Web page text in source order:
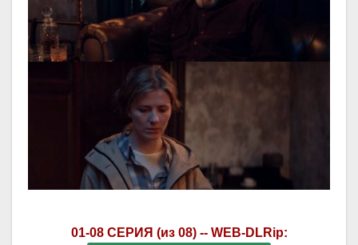
01-08 СЕРИЯ (из 08) -- WEB-DLRip: